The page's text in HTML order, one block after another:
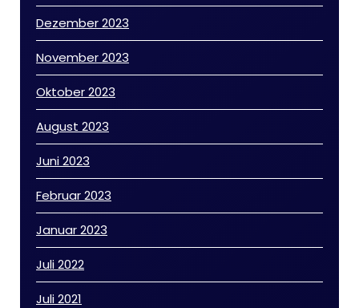
Dezember 2023
November 2023
Oktober 2023
August 2023
Juni 2023
Februar 2023
Januar 2023
Juli 2022
Juli 2021